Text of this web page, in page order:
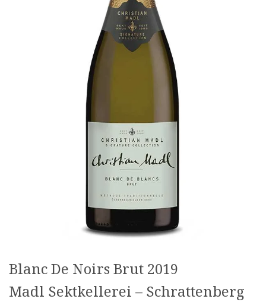
Blanc De Noirs Brut 2019
Madl Sektkellerei – Schrattenberg